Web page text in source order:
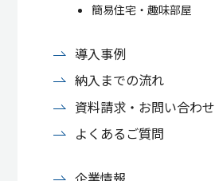
簡易住宅・趣味部屋
導入事例
納入までの流れ
資料請求・お問い合わせ
よくあるご質問